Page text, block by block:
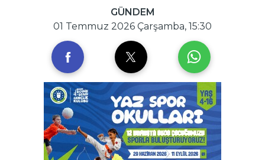
GÜNDEM
01 Temmuz 2026 Çarşamba, 15:30